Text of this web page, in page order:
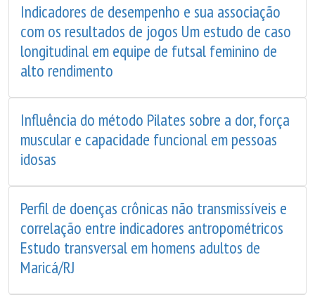
Indicadores de desempenho e sua associação
com os resultados de jogos Um estudo de caso
longitudinal em equipe de futsal feminino de
alto rendimento
Influência do método Pilates sobre a dor, força
muscular e capacidade funcional em pessoas
idosas
Perfil de doenças crônicas não transmissíveis e
correlação entre indicadores antropométricos
Estudo transversal em homens adultos de
Maricá/RJ